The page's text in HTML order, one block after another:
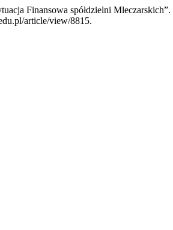
Finansowa spółdzielni Mleczarskich”.
article/view/8815.